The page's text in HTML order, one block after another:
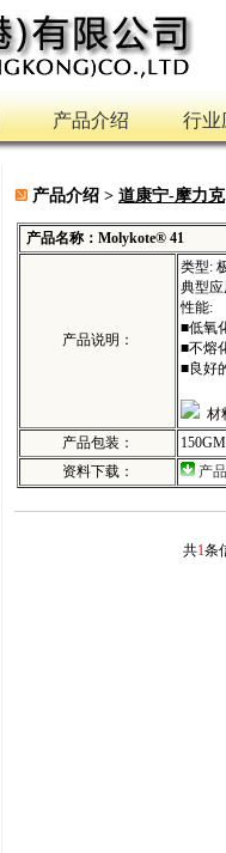
产品介绍 行业
产品介绍 > 道康宁-摩力克
产品名称：Molykote® 41
产品说明：
类型:
典型
性能:
■低氧
■不熔
■良好
材
产品包装：
资料下载：
产
共1条